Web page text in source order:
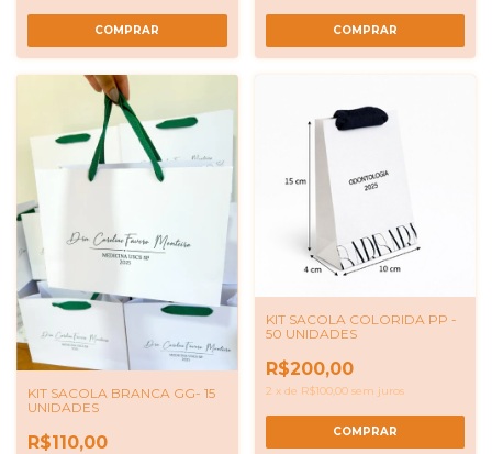
COMPRAR COMPRAR
KIT SACOLA BRANCA GG- 15
UNIDADES
R$110,00
KIT SACOLA COLORIDA PP -
50 UNIDADES
R$200,00
2 x de R$100,00 sem juros